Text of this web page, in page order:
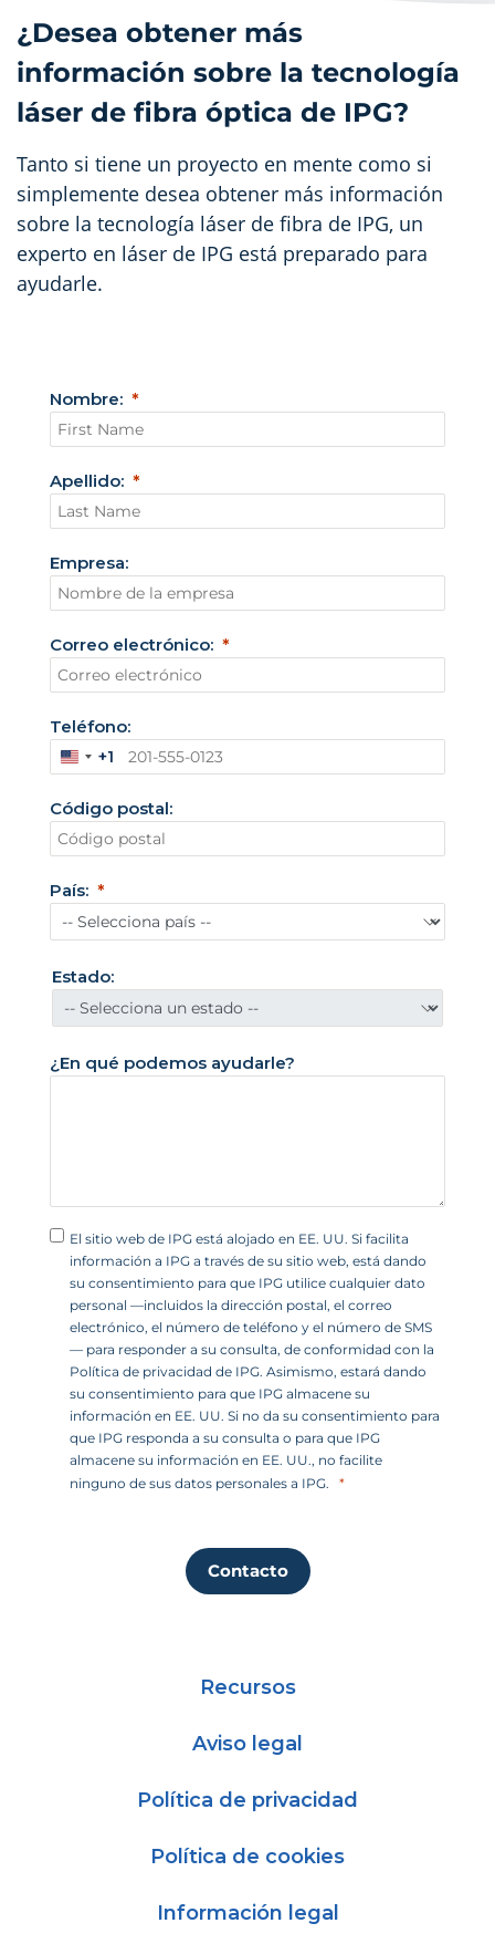
¿Desea obtener más
información sobre la tecnología
láser de fibra óptica de IPG?
Tanto si tiene un proyecto en mente como si
simplemente desea obtener más información
sobre la tecnología láser de fibra de IPG, un
experto en láser de IPG está preparado para
ayudarle.
Nombre:
Apellido:
Empresa:
Correo electrónico:
Teléfono:
E
t
a
d
s
U
n
i
d
o
+
+1
Código postal:
País:
Estado:
¿En qué podemos ayudarle?
El sitio web de IPG está alojado en EE. UU. Si facilita
información a IPG a través de su sitio web, está dando
su consentimiento para que IPG utilice cualquier dato
personal —incluidos la dirección postal, el correo
electrónico, el número de teléfono y el número de SMS
— para responder a su consulta, de conformidad con la
Política de privacidad de IPG. Asimismo, estará dando
su consentimiento para que IPG almacene su
información en EE. UU. Si no da su consentimiento para
que IPG responda a su consulta o para que IPG
almacene su información en EE. UU., no facilite
ninguno de sus datos personales a IPG.
Contacto
Recursos
Aviso legal
Política de privacidad
Política de cookies
Información legal